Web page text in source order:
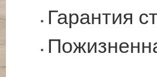
Гарантия